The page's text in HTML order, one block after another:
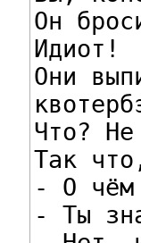
Он
Идиот!
Они
Что?
Так
- О чём
- Ты